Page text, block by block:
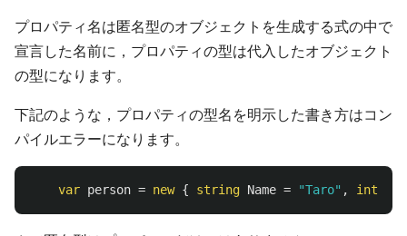
プロパティ名は匿名型のオブジェクトを生成する式の中で
宣言した名前に，プロパティの型は代入したオブジェクト
の型になります。
下記のような，プロパティの型名を明示した書き方はコン
パイルエラーになります。
var person = new { string Name = "Taro" , int